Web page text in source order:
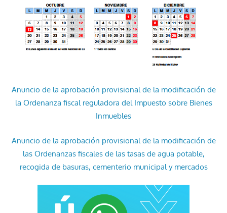
Anuncio de la aprobación provisional de la modificación de
la Ordenanza fiscal reguladora del Impuesto sobre Bienes
Inmuebles
Anuncio de la aprobación provisional de la modificación de
las Ordenanzas fiscales de las tasas de agua potable,
recogida de basuras, cementerio municipal y mercados